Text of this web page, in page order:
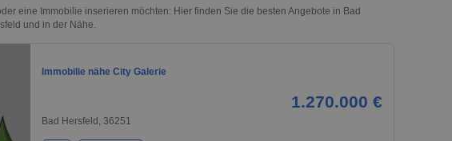
eine Immobilie inserieren möchten: Hier finden Sie die besten Angebote in Bad
und in der Nähe.
Immobilie nähe City Galerie
1.270.000 €
Bad Hersfeld, 36251